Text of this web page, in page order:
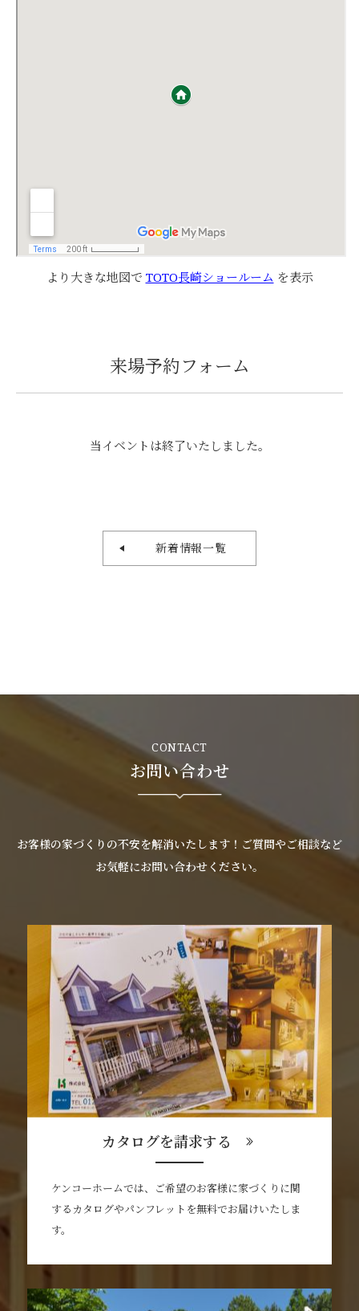
より大きな地図で TOTO長崎ショールーム を表示
来場予約フォーム
当イベントは終了いたしました。
新着情報一覧
CONTACT
お問い合わせ
お客様の家づくりの不安を解消いたします！ご質問やご相談など
お気軽にお問い合わせください。
カタログを請求する
ケンコーホームでは、ご希望のお客様に家づくりに関
するカタログやパンフレットを無料でお届けいたしま
す。